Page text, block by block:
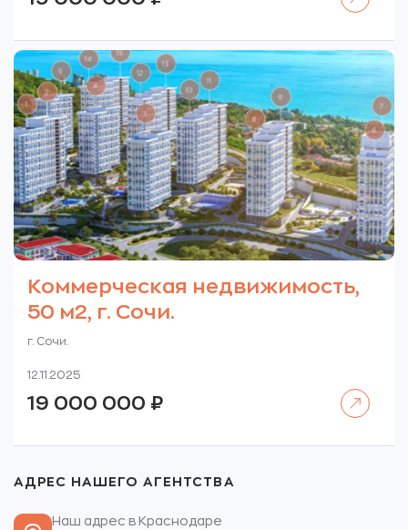
Коммерческая недвижимость,
50 м2, г. Сочи.
г. Сочи.
12.11.2025
19 000 000 ₽
АДРЕС НАШЕГО АГЕНТСТВА
Наш адрес в Краснодаре